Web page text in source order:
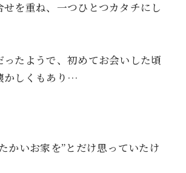
せを重ね、一つひとつカタチにし
ったようで、初めてお会いした頃
かしくもあり…
かいお家を”とだけ思っていたけ